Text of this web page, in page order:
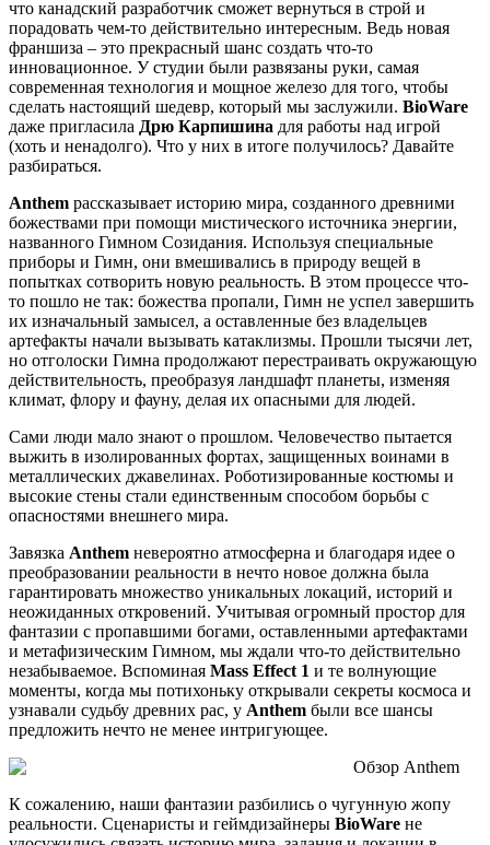
что канадский разработчик сможет вернуться в строй и
порадовать чем-то действительно интересным. Ведь новая
франшиза – это прекрасный шанс создать что-то
инновационное. У студии были развязаны руки, самая
современная технология и мощное железо для того, чтобы
сделать настоящий шедевр, который мы заслужили. BioWare
даже пригласила Дрю Карпишина для работы над игрой
(хоть и ненадолго). Что у них в итоге получилось? Давайте
разбираться.
Anthem рассказывает историю мира, созданного древними
божествами при помощи мистического источника энергии,
названного Гимном Созидания. Используя специальные
приборы и Гимн, они вмешивались в природу вещей в
попытках сотворить новую реальность. В этом процессе что-
то пошло не так: божества пропали, Гимн не успел завершить
их изначальный замысел, а оставленные без владельцев
артефакты начали вызывать катаклизмы. Прошли тысячи лет,
но отголоски Гимна продолжают перестраивать окружающую
действительность, преобразуя ландшафт планеты, изменяя
климат, флору и фауну, делая их опасными для людей.
Сами люди мало знают о прошлом. Человечество пытается
выжить в изолированных фортах, защищенных воинами в
металлических джавелинах. Роботизированные костюмы и
высокие стены стали единственным способом борьбы с
опасностями внешнего мира.
Завязка Anthem невероятно атмосферна и благодаря идее о
преобразовании реальности в нечто новое должна была
гарантировать множество уникальных локаций, историй и
неожиданных откровений. Учитывая огромный простор для
фантазии с пропавшими богами, оставленными артефактами
и метафизическим Гимном, мы ждали что-то действительно
незабываемое. Вспоминая Mass Effect 1 и те волнующие
моменты, когда мы потихоньку открывали секреты космоса и
узнавали судьбу древних рас, у Anthem были все шансы
предложить нечто не менее интригующее.
К сожалению, наши фантазии разбились о чугунную жопу
реальности. Сценаристы и геймдизайнеры BioWare не